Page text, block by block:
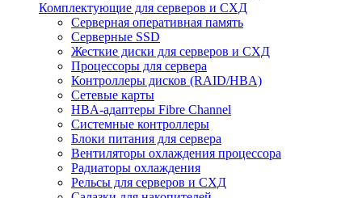
Комплектующие для серверов и СХД
Серверная оперативная память
Серверные SSD
Жесткие диски для серверов и СХД
Процессоры для сервера
Контроллеры дисков (RAID/HBA)
Сетевые карты
HBA-адаптеры Fibre Channel
Системные контроллеры
Блоки питания для сервера
Вентиляторы охлаждения процессора
Радиаторы охлаждения
Рельсы для серверов и СХД